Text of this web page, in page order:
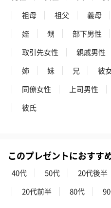
祖母
祖父 義母
姪
甥 部下男性
取引先女性
親戚男性
姉
妹 兄 彼
同僚女性
上司男性
彼氏
このプレゼントにおすす
40代 50代 20代後半
20代前半
80代